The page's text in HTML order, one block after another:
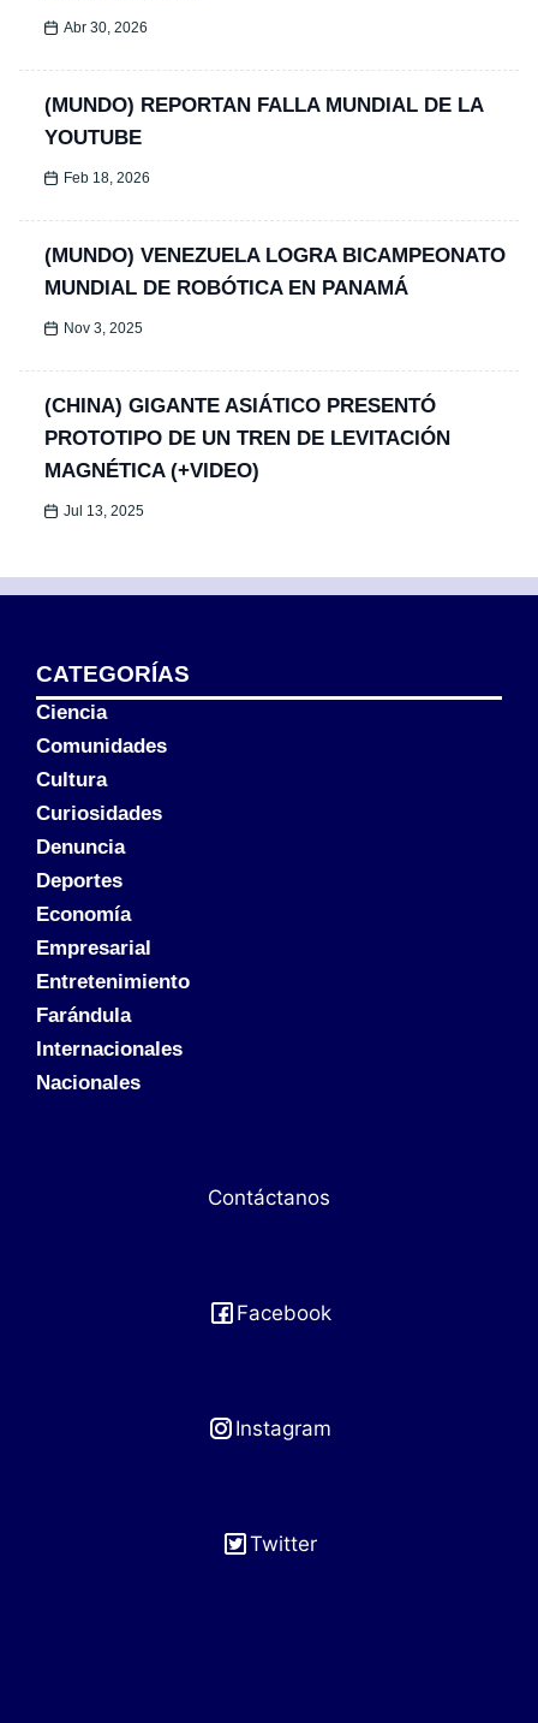
Abr 30, 2026
(MUNDO) REPORTAN FALLA MUNDIAL DE LA
YOUTUBE
Feb 18, 2026
(MUNDO) VENEZUELA LOGRA BICAMPEONATO
MUNDIAL DE ROBÓTICA EN PANAMÁ
Nov 3, 2025
(CHINA) GIGANTE ASIÁTICO PRESENTÓ
PROTOTIPO DE UN TREN DE LEVITACIÓN
MAGNÉTICA (+VIDEO)
Jul 13, 2025
CATEGORÍAS
Ciencia
Comunidades
Cultura
Curiosidades
Denuncia
Deportes
Economía
Empresarial
Entretenimiento
Farándula
Internacionales
Nacionales
Contáctanos
Facebook
Instagram
Twitter